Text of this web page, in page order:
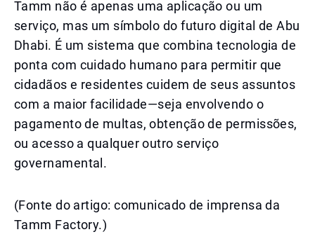
Tamm não é apenas uma aplicação ou um
serviço, mas um símbolo do futuro digital de Abu
Dhabi. É um sistema que combina tecnologia de
ponta com cuidado humano para permitir que
cidadãos e residentes cuidem de seus assuntos
com a maior facilidade—seja envolvendo o
pagamento de multas, obtenção de permissões,
ou acesso a qualquer outro serviço
governamental.
(Fonte do artigo: comunicado de imprensa da
Tamm Factory.)